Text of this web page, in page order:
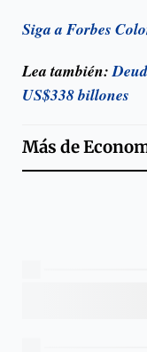
Siga a Forbes
Lea también:
US$338 billones
Más de